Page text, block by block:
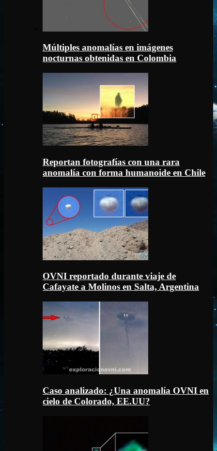
Múltiples anomalías en imágenes
nocturnas obtenidas en Colombia
Reportan fotografías con una rara
anomalía con forma humanoide en Chile
OVNI reportado durante viaje de
Cafayate a Molinos en Salta, Argentina
Caso analizado: ¿Una anomalía OVNI en
cielo de Colorado, EE.UU?